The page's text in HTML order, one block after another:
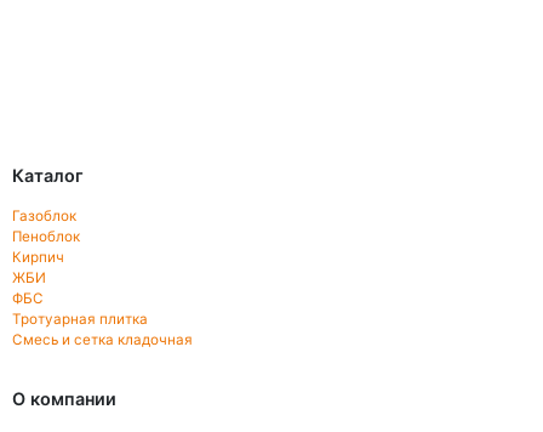
Каталог
Газоблок
Пеноблок
Кирпич
ЖБИ
ФБС
Тротуарная плитка
Смесь и сетка кладочная
О компании